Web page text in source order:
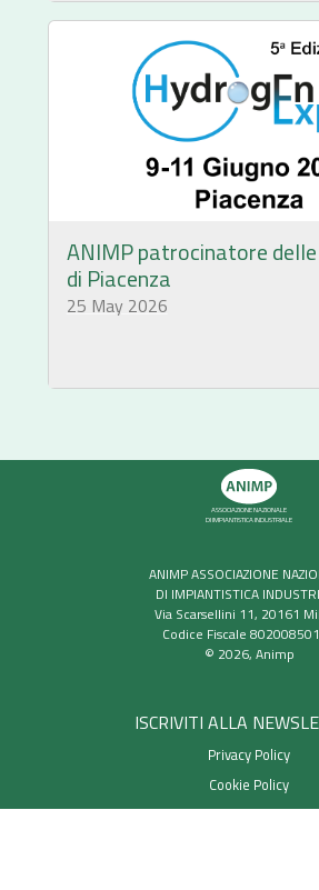
ANIMP patrocinatore
di Piacenza
25 May 2026
ASSOCIAZIONE NAZIONALE
DI IMPIANTISTICA INDUSTRIALE
ANIMP ASSOCIAZIONE
DI IMPIANTISTICA
Via Scarsellini 11, 20161
Codice Fiscale
© 2026, Animp
ISCRIVITI ALLA
Privacy Policy
Cookie Policy